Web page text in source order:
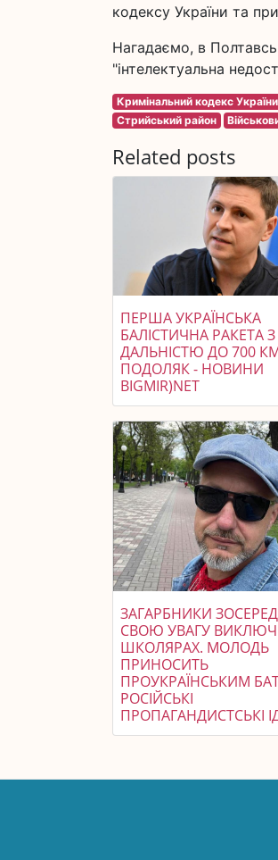
кодексу України та
Нагадаємо, в
"інтелектуальна
Кримінальний кодекс України
Стрийський район
Related posts
ПЕРША УКРАЇНСЬКА
БАЛІСТИЧНА РАКЕТА З
ДАЛЬНІСТЮ ДО 700
ПОДОЛЯК - НОВИНИ
BIGMIR)NET
ЗАГАРБНИКИ
СВОЮ УВАГУ
ШКОЛЯРАХ. МОЛОДЬ
ПРИНОСИТЬ
ПРОУКРАЇНСЬКИМ
РОСІЙСЬКІ
ПРОПАГАНДИСТСЬКІ